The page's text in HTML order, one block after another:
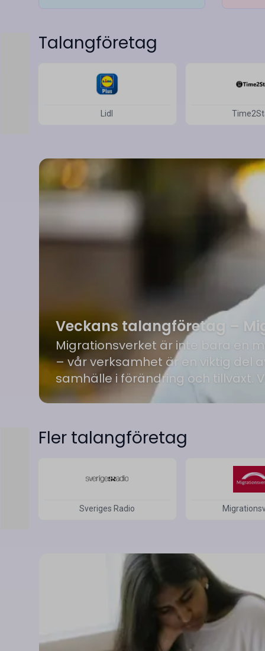
Talangföretag
Lidl
Veckans talangföretag –
Migrationsverket är inte bara en
– vår verksamhet är en viktig del
samhälle i förändring och tillväxt.
tar plats hos oss så kommer du att
frågorna du hanterar – det är
Fler talangföretag
Sveriges Radio